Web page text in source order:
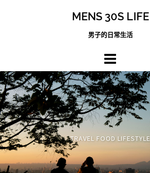
MENS 30S LIFE
男子的日常生活
TRAVEL FOOD LIFESTYLE